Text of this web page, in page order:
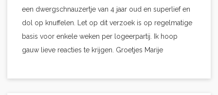
een dwergschnauzertje van 4 jaar oud en superlief en
dol op knuffelen. Let op dit verzoek is op regelmatige
basis voor enkele weken per logeerpartij. Ik hoop
gauw lieve reacties te krijgen. Groetjes Marije